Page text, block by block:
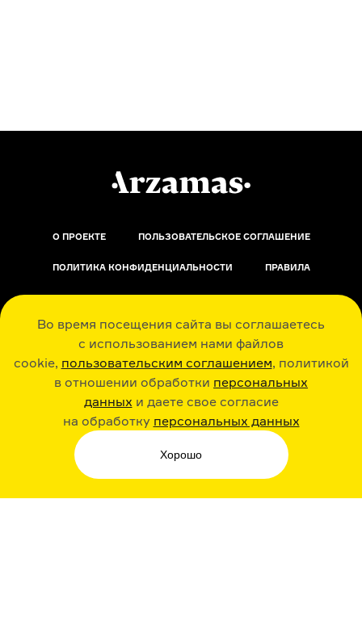
Во время посещения сайта вы соглашаетесь
с использованием нами файлов
cookie, пользовательским соглашением, политикой
в отношении обработки персональных
данных и даете свое согласие
на обработку персональных данных
Хорошо
О ПРОЕКТЕ ПОЛЬЗОВАТЕЛЬСКОЕ СОГЛАШЕНИЕ
ПОЛИТИКА КОНФИДЕНЦИАЛЬНОСТИ ПРАВИЛА
ОБРАТНАЯ СВЯЗЬ
РАДИО ARZAMAS ГУСЬГУСЬ
СТИКЕРЫ ARZAMAS